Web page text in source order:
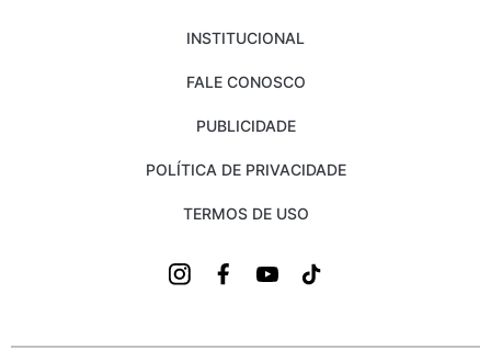
INSTITUCIONAL
FALE CONOSCO
PUBLICIDADE
POLÍTICA DE PRIVACIDADE
TERMOS DE USO